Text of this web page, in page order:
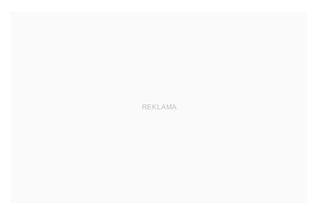
REKLAMA